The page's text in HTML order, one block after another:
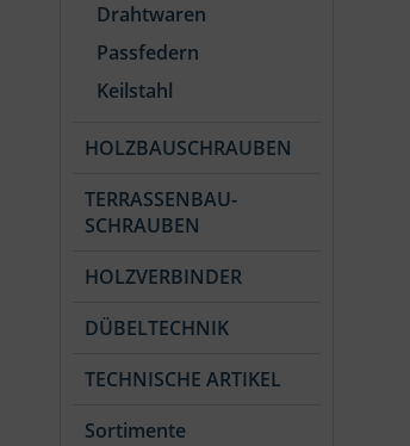
Drahtwaren
Passfedern
Keilstahl
HOLZBAUSCHRAUBEN
TERRASSENBAU-
SCHRAUBEN
HOLZVERBINDER
DÜBELTECHNIK
TECHNISCHE ARTIKEL
Sortimente